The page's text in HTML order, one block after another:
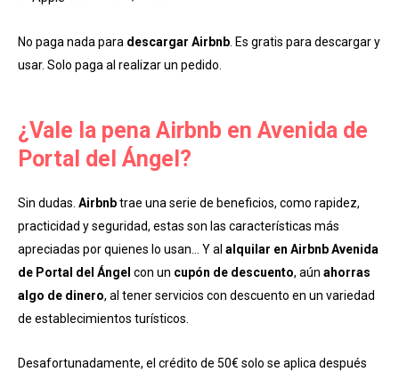
No paga nada para descargar Airbnb . Es gratis para descargar y
usar. Solo paga al realizar un pedido.
¿Vale la pena Airbnb en Avenida de
Portal del Ángel?
Sin dudas. Airbnbtrae una serie de beneficios, como rapidez,
practicidad y seguridad, estas son las características más
apreciadas por quienes lo usan… Y al alquilar en Airbnb Avenida
de Portal del Ángel con un cupón de descuento, aún ahorras
algo de dinero, al tener servicios con descuento en un variedad
de establecimientos turísticos.
Desafortunadamente, el crédito de 50€ solo se aplica después